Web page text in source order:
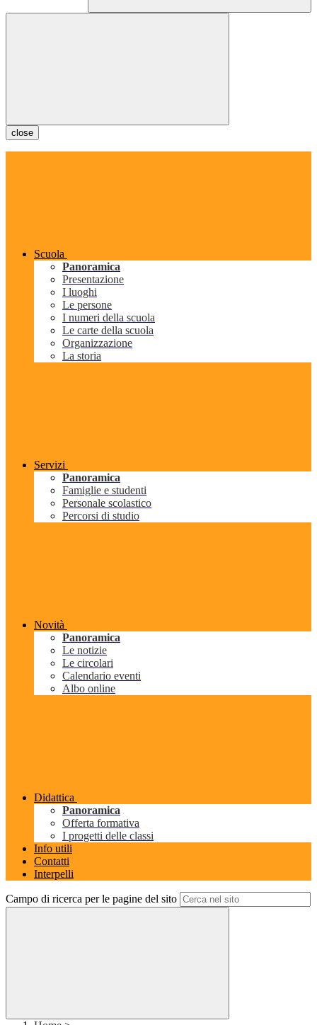
close
Scuola
Panoramica
Presentazione
I luoghi
Le persone
I numeri della scuola
Le carte della scuola
Organizzazione
La storia
Servizi
Panoramica
Famiglie e studenti
Personale scolastico
Percorsi di studio
Novità
Panoramica
Le notizie
Le circolari
Calendario eventi
Albo online
Didattica
Panoramica
Offerta formativa
I progetti delle classi
Info utili
Contatti
Interpelli
Campo di ricerca per le pagine del sito